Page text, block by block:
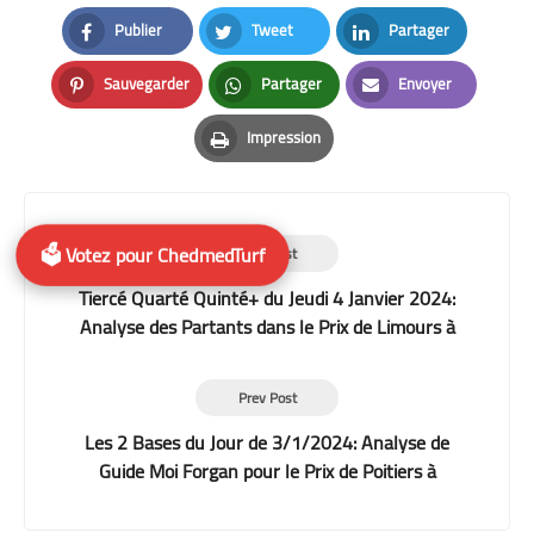
Publier
Facebook
Tweet
Twitter
Partager
LinkedIn
Sauvegarder
Pinterest
Partager
Whatsapp
Envoyer
Email
Impression
Print
Next Post
Tiercé Quarté Quinté+ du Jeudi 4 Janvier 2024:
Analyse des Partants dans le Prix de Limours à
Prev Post
Les 2 Bases du Jour de 3/1/2024: Analyse de
Guide Moi Forgan pour le Prix de Poitiers à
🗳️ Votez pour ChedmedTurf